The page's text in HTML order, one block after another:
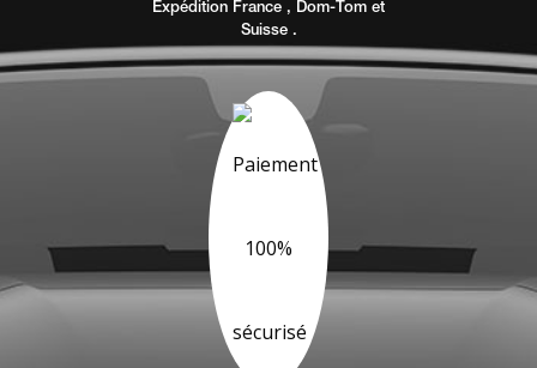
Expédition France , Dom-Tom et
Suisse .